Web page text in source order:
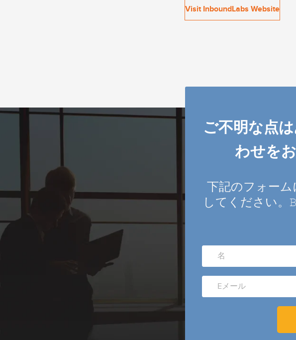
Visit InboundLabs Website
ご不明な点
わせを
下記のフォー
してください。